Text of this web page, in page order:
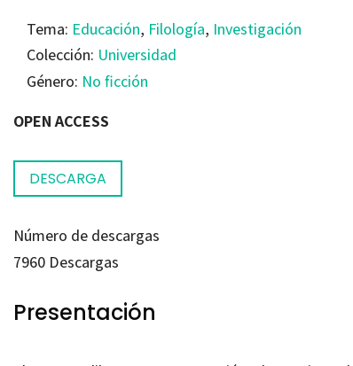
Tema: Educación, Filología, Investigación
Colección: Universidad
Género: No ficción
OPEN ACCESS
DESCARGA
Número de descargas
7960Descargas
Presentación